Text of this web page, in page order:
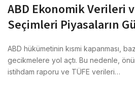
ABD Ekonomik Verileri
Seçimleri Piyasaların
ABD hükümetinin kısmi kapanması,
gecikmelere yol açtı. Bu nedenle,
istihdam raporu ve TÜFE verileri…